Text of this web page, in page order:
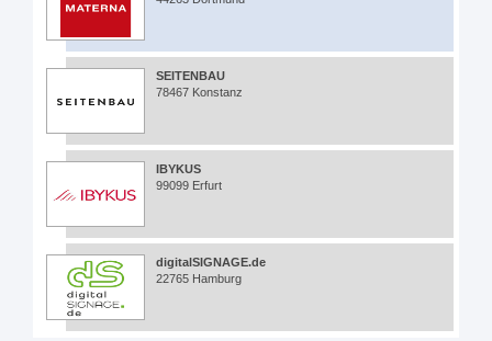
SEITENBAU
78467 Konstanz
IBYKUS
99099 Erfurt
digitalSIGNAGE.de
22765 Hamburg